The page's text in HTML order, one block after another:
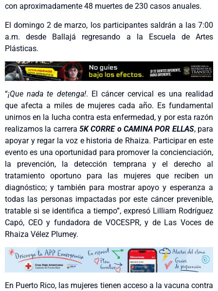
con aproximadamente 48 muertes de 230 casos anuales.
El domingo 2 de marzo, los participantes saldrán a las 7:00
a.m. desde Ballajá regresando a la Escuela de Artes
Plásticas.
“¡Que nada te detenga!. El cáncer cervical es una realidad
que afecta a miles de mujeres cada año. Es fundamental
unirnos en la lucha contra esta enfermedad, y por esta razón
realizamos la carrera 5K CORRE o CAMINA POR ELLAS, para
apoyar y regar la voz e historia de Rhaiza. Participar en este
evento es una oportunidad para promover la concienciación,
la prevención, la detección temprana y el derecho al
tratamiento oportuno para las mujeres que reciben un
diagnóstico; y también para mostrar apoyo y esperanza a
todas las personas impactadas por este cáncer prevenible,
tratable si se identifica a tiempo”, expresó Lilliam Rodríguez
Capó, CEO y fundadora de VOCESPR, y de Las Voces de
Rhaiza Vélez Plumey.
En Puerto Rico, las mujeres tienen acceso a la vacuna contra